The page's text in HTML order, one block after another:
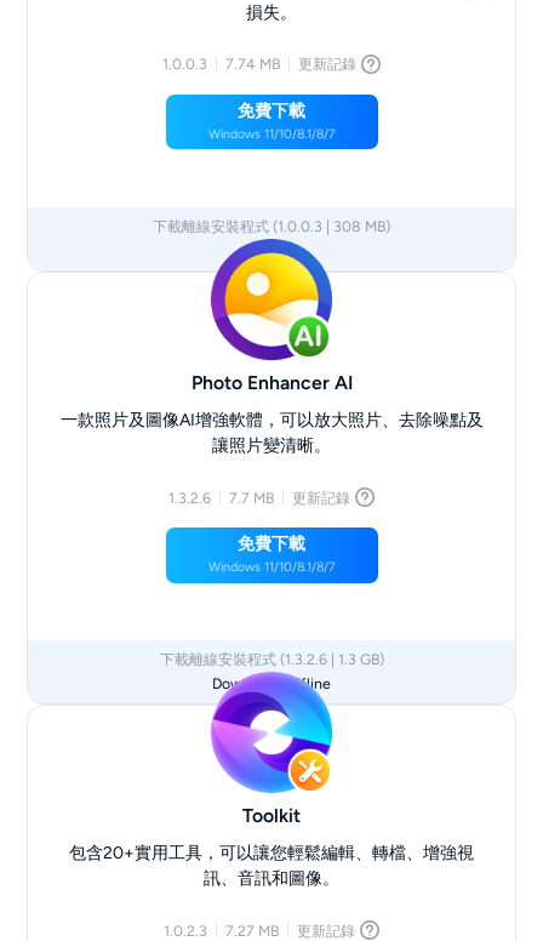
損失。
1.0.0.3 7.74 MB 更新記錄
免費下載
Windows 11/10/8.1/8/7
下載離線安裝程式 (1.0.0.3 | 308 MB)
x64
Photo Enhancer AI
一款照片及圖像AI增強軟體，可以放大照片、去除噪點及
讓照片變清晰。
1.3.2.6 7.7 MB 更新記錄
免費下載
Windows 11/10/8.1/8/7
下載離線安裝程式 (1.3.2.6 | 1.3 GB)
Download Offline
Toolkit
包含20+實用工具，可以讓您輕鬆編輯、轉檔、增強視
訊、音訊和圖像。
1.0.2.3 7.27 MB 更新記錄